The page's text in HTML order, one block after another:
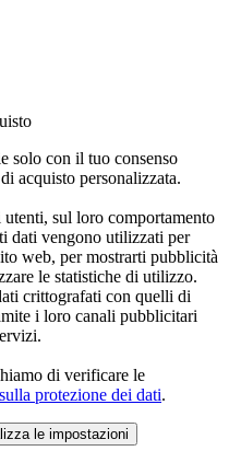
solo con il tuo consenso
acquisto personalizzata.
sul loro comportamento
dati vengono utilizzati per
web, per mostrarti pubblicità
le statistiche di utilizzo.
crittografati con quelli di
i loro canali pubblicitari
di verificare le
protezione dei dati.
le impostazioni